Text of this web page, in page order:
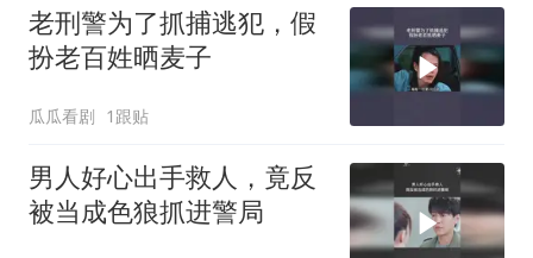
老刑警为了抓捕逃犯，假
扮老百姓晒麦子
瓜瓜看剧 1跟贴
男人好心出手救人，竟反
被当成色狼抓进警局